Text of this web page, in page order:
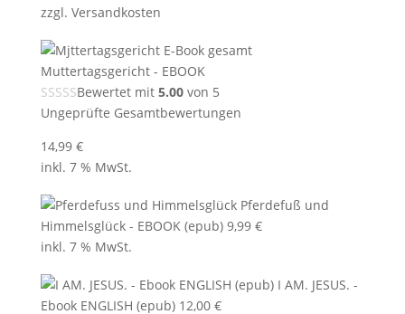
zzgl. Versandkosten
Muttertagsgericht - EBOOK
Bewertet mit 5.00von 5
Ungeprüfte Gesamtbewertungen
14,99 €
inkl. 7 % MwSt.
Pferdefuß und
Himmelsglück - EBOOK (epub) 9,99 €
inkl. 7 % MwSt.
I AM. JESUS. -
Ebook ENGLISH (epub) 12,00 €